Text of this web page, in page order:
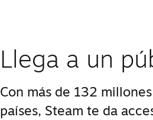
Llega a un
Con más de 132
países, Steam te da